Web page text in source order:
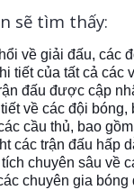
sẽ tìm thấy:
về giải đấu, các
tiết của tất cả các
đấu được cập
về các đội bóng,
cầu thủ, bao
các trận đấu hấp
chuyên sâu về
chuyên gia bóng